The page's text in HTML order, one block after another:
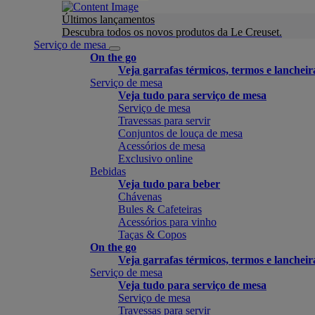
Últimos lançamentos
Descubra todos os novos produtos da Le Creuset.
Serviço de mesa
On the go
Veja garrafas térmicos, termos e
Serviço de mesa
Veja tudo para serviço de mesa
Serviço de mesa
Travessas para servir
Conjuntos de louça de mesa
Acessórios de mesa
Exclusivo online
Bebidas
Veja tudo para beber
Chávenas
Bules & Cafeteiras
Acessórios para vinho
Taças & Copos
On the go
Veja garrafas térmicos, termos e
Serviço de mesa
Veja tudo para serviço de mesa
Serviço de mesa
Travessas para servir